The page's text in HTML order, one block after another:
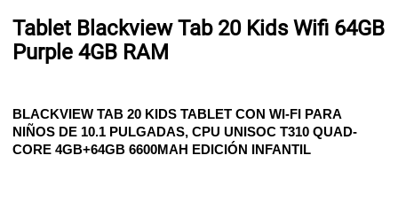
Tablet Blackview Tab 20 Kids Wifi 64GB
Purple 4GB RAM
BLACKVIEW TAB 20 KIDS TABLET CON WI-FI PARA
NIÑOS DE 10.1 PULGADAS, CPU UNISOC T310 QUAD-
CORE 4GB+64GB 6600MAH EDICIÓN INFANTIL